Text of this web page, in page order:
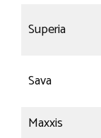
Superia
Sava
Maxxis